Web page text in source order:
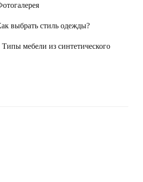
выбрать стиль одежды?
Типы мебели из синтетического